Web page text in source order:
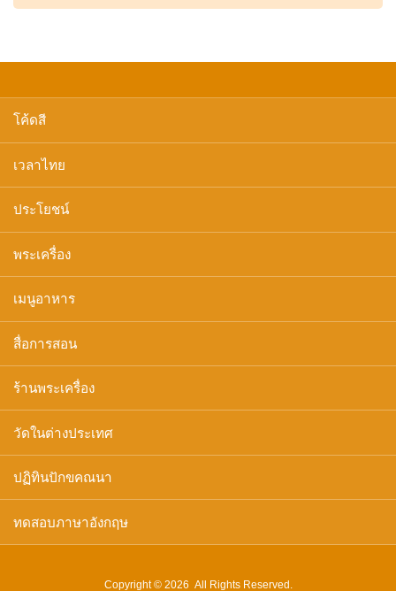
โค้ดสี
เวลาไทย
ประโยชน์
พระเครื่อง
เมนูอาหาร
สื่อการสอน
ร้านพระเครื่อง
วัดในต่างประเทศ
ปฏิทินปักขคณนา
ทดสอบภาษาอังกฤษ
Copyright © 2026 All Rights Reserved.